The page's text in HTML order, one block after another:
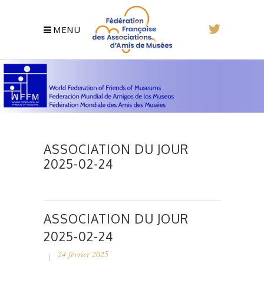
MENU
ASSOCIATION DU JOUR
2025-02-24
ASSOCIATION DU JOUR
2025-02-24
24 février 2025